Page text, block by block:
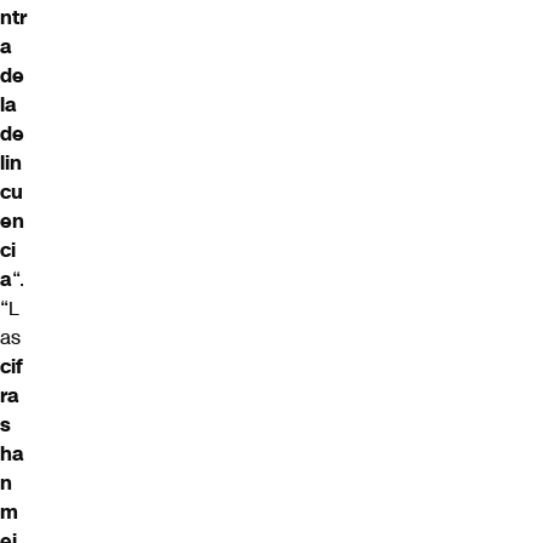
ntr
a
de
la
de
lin
cu
en
ci
a“.
“L
as
cif
ra
s
ha
n
m